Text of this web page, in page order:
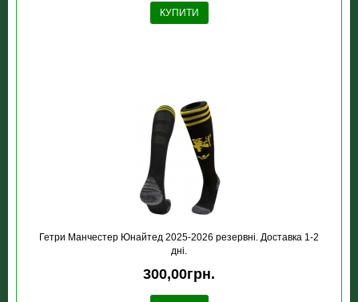
КУПИТИ
Гетри Манчестер Юнайтед 2025-2026 резервні. Доставка 1-2
дні.
300,00грн.